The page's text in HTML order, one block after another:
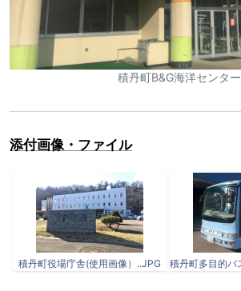
積丹町B&G海洋センター
添付画像・ファイル
積丹町役場庁舎(使用画像）..JPG